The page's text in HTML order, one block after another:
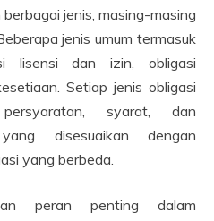
jenis, masing-masing
jenis umum termasuk
lisensi dan izin, obligasi
Setiap jenis obligasi
syarat, dan
disesuaikan dengan
yang berbeda.
peran penting dalam